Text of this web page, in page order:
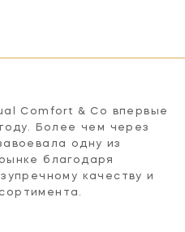
Comfort & Co впервые
Более чем через
одну из
благодаря
качеству и